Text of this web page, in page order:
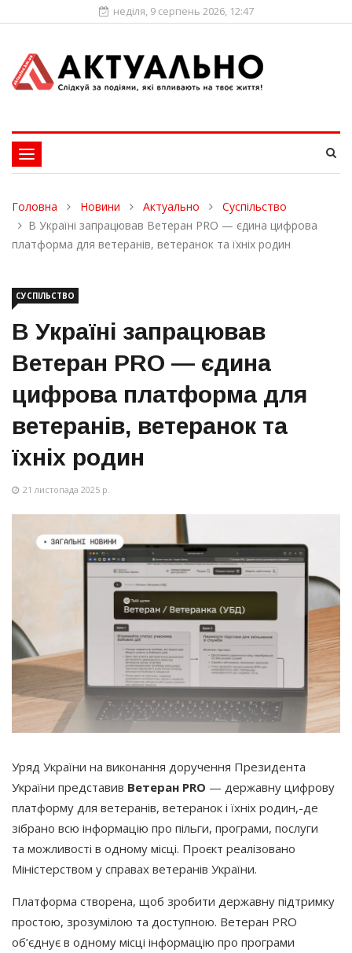
неділя, 9 серпень 2026, 12:47
Toggle
navigation
Головна Новини Актуально
Суспільство
В Україні запрацював Ветеран PRO — єдина цифрова
платформа для ветеранів, ветеранок та їхніх родин
СУСПІЛЬСТВО
В Україні запрацював
Ветеран PRO — єдина
цифрова платформа для
ветеранів, ветеранок та
їхніх родин
21 листопада 2025 р.
Уряд України на виконання доручення Президента
України представив Ветеран PRO — державну цифрову
платформу для ветеранів, ветеранок і їхніх родин,-де
зібрано всю інформацію про пільги, програми, послуги
та можливості в одному місці. Проєкт реалізовано
Міністерством у справах ветеранів України.
Платформа створена, щоб зробити державну підтримку
простою, зрозумілою та доступною. Ветеран PRO
об’єднує в одному місці інформацію про програми